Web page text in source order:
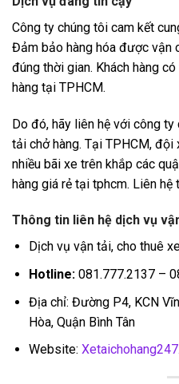
Công ty chúng tôi cam kết
Đảm bảo hàng hóa được vận
đúng thời gian. Khách hàng
hàng tại TPHCM.
Do đó, hãy liên hệ với công
tải chở hàng. Tại TPHCM,
nhiều bãi xe trên khắp các
hàng giá rẻ tại tphcm. Liên hệ
Thông tin liên hệ dịch vụ
Dịch vụ vận tải, cho thuê
Hotline:081.777.2137 –
Địa chỉ: Đường P4, KCN
Hòa, Quận Bình Tân
Website: